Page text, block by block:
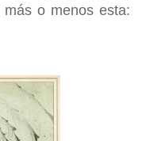
o menos esta: